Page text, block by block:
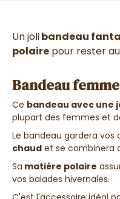
Un jolibandeau
polaire pour rester
Bandeau
Ce bandeau avec une
plupart des femmes et
Le bandeau gardera
chaud et se combinera
Sa matière polaire
vos balades hivernales.